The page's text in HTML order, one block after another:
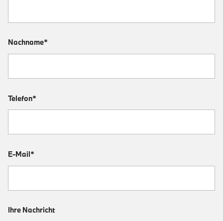
Nachname*
Telefon*
E-Mail*
Ihre Nachricht